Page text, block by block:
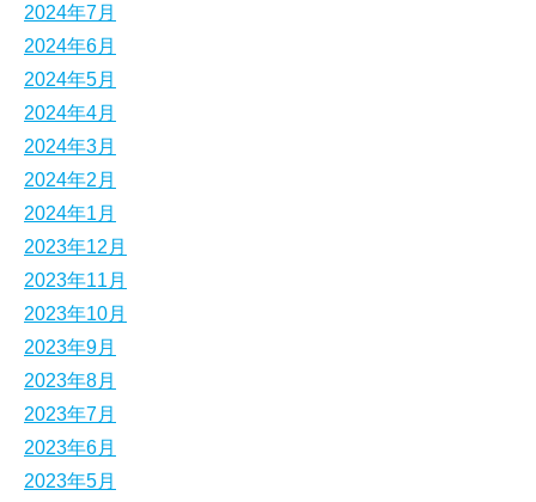
2024年7月
2024年6月
2024年5月
2024年4月
2024年3月
2024年2月
2024年1月
2023年12月
2023年11月
2023年10月
2023年9月
2023年8月
2023年7月
2023年6月
2023年5月